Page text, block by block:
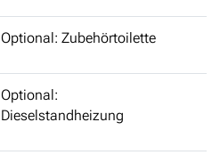
Optional: Zubehörtoilette
Optional:
Dieselstandheizung